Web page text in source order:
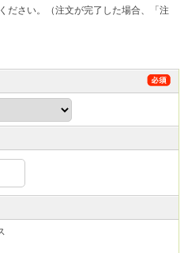
ださい。（注文が完了した場合、「注